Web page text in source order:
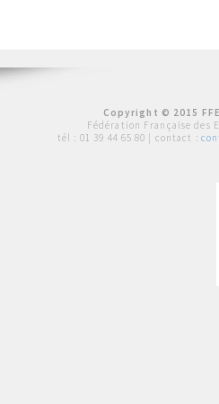
Copyright © 2015
Fédération Française des
tél : 01 39 44 65 80 | contact :